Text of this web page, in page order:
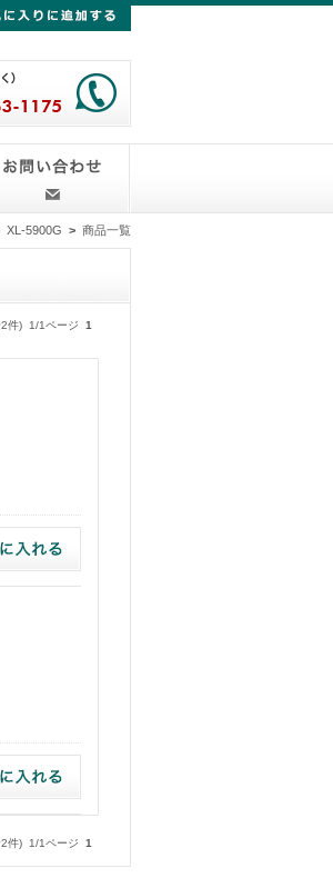
XL-5900G > 商品一覧
2件) 1/1ページ 1
2件) 1/1ページ 1